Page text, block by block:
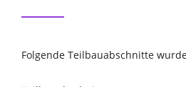
Folgende Teilbauabschnitte